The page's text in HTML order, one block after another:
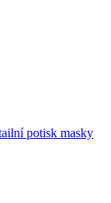
potisk masky